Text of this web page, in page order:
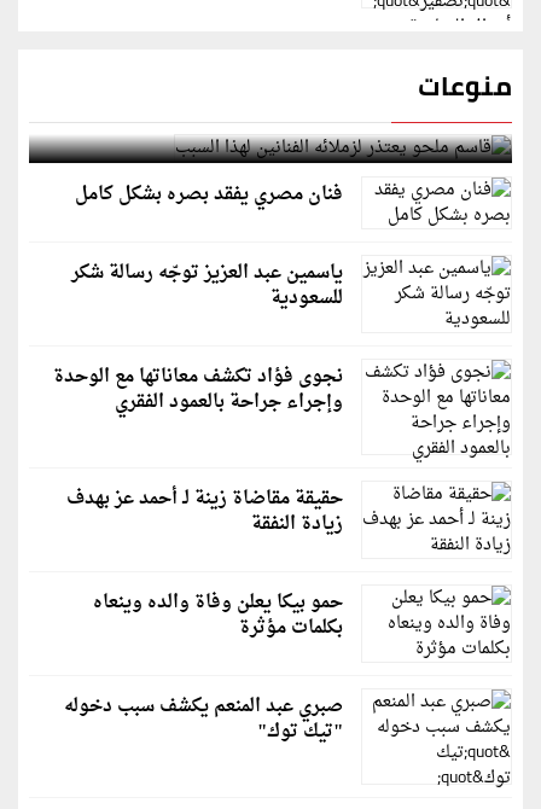
منوعات
قاسم ملحو يعتذر لزملائه الفنانين لهذا السبب
فنان مصري يفقد بصره بشكل كامل
ياسمين عبد العزيز توجّه رسالة شكر
للسعودية
نجوى فؤاد تكشف معاناتها مع الوحدة
وإجراء جراحة بالعمود الفقري
حقيقة مقاضاة زينة لـ أحمد عز بهدف
زيادة النفقة
حمو بيكا يعلن وفاة والده وينعاه
بكلمات مؤثرة
صبري عبد المنعم يكشف سبب دخوله
"تيك توك"